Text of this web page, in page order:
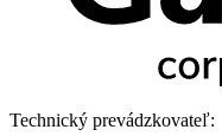
Technický prevádzkovateľ: